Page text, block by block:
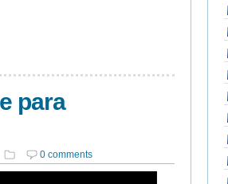
para
0 comments